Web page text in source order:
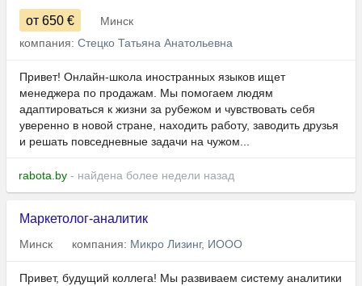
от 650 €
Минск
компания: Стецко Татьяна Анатольевна
Привет! Онлайн-школа иностранных языков ищет
менеджера по продажам. Мы помогаем людям
адаптироваться к жизни за рубежом и чувствовать себя
уверенно в новой стране, находить работу, заводить друзья
и решать повседневные задачи на чужом...
rabota.by - найдена более недели назад
Маркетолог-аналитик
Минск компания: Микро Лизинг, ИООО
Привет, будущий коллега! Мы развиваем систему аналитики